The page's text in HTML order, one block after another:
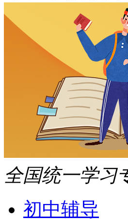
全国统一学习
初中辅导